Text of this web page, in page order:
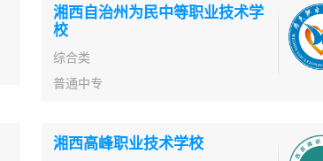
湘西自治州为民中等职业技术学
校
综合类
普通中专
湘西高峰职业技术学校